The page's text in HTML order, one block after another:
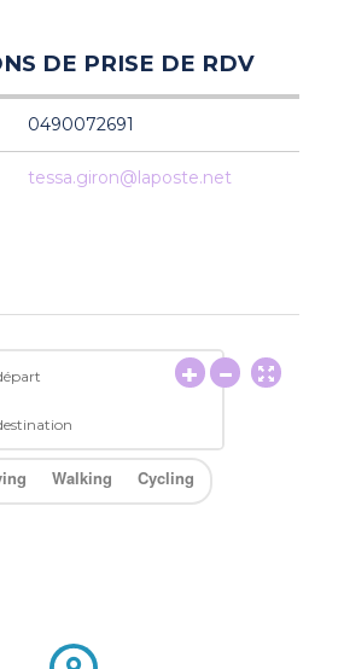
DE PRISE DE RDV
0490072691
tessa.giron@laposte.net
Walking Cycling